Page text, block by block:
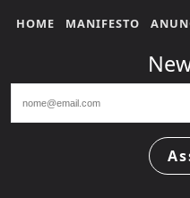
HOME MANIFESTO